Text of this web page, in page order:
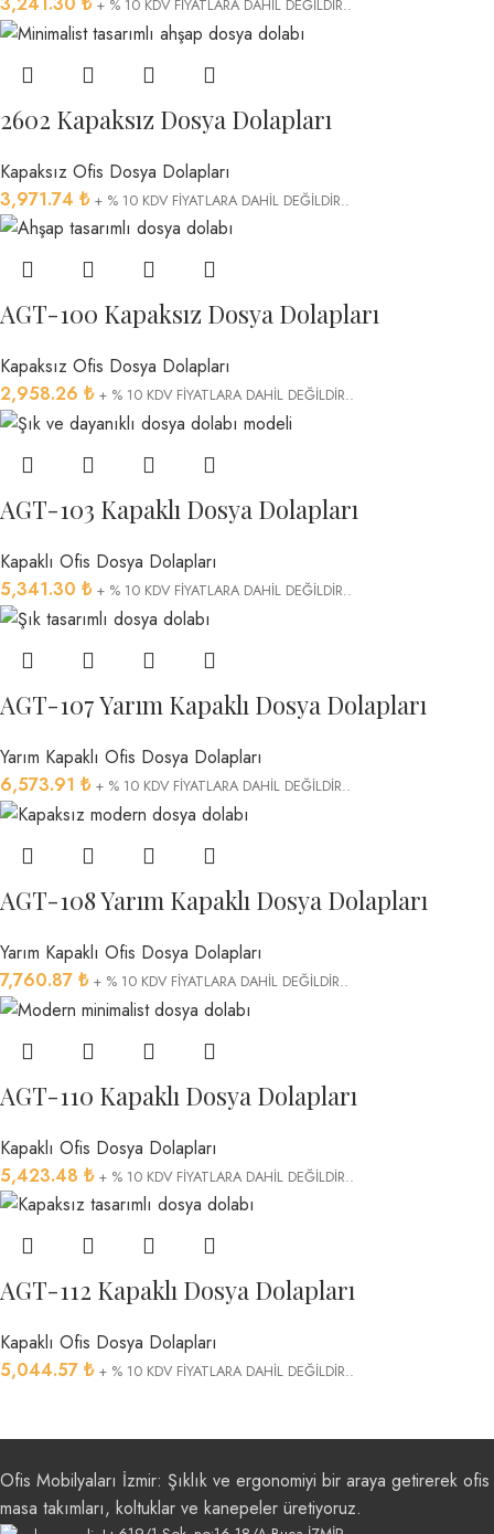
+ % 10 KDV FİYATLARA DAHİL DEĞİLDİR..
2602 Kapaksız Dosya Dolapları
Kapaksız Ofis Dosya Dolapları
3,971.74 ₺ + % 10 KDV FİYATLARA DAHİL DEĞİLDİR..
AGT-100 Kapaksız Dosya Dolapları
Kapaksız Ofis Dosya Dolapları
2,958.26 ₺ + % 10 KDV FİYATLARA DAHİL DEĞİLDİR..
AGT-103 Kapaklı Dosya Dolapları
Kapaklı Ofis Dosya Dolapları
5,341.30 ₺ + % 10 KDV FİYATLARA DAHİL DEĞİLDİR..
AGT-107 Yarım Kapaklı Dosya Dolapları
Yarım Kapaklı Ofis Dosya Dolapları
6,573.91 ₺ + % 10 KDV FİYATLARA DAHİL DEĞİLDİR..
AGT-108 Yarım Kapaklı Dosya Dolapları
Yarım Kapaklı Ofis Dosya Dolapları
7,760.87 ₺ + % 10 KDV FİYATLARA DAHİL DEĞİLDİR..
AGT-110 Kapaklı Dosya Dolapları
Kapaklı Ofis Dosya Dolapları
5,423.48 ₺ + % 10 KDV FİYATLARA DAHİL DEĞİLDİR..
AGT-112 Kapaklı Dosya Dolapları
Kapaklı Ofis Dosya Dolapları
5,044.57 ₺ + % 10 KDV FİYATLARA DAHİL DEĞİLDİR..
Ofis Mobilyaları İzmir: Şıklık ve ergonomiyi bir araya getirerek ofis
masa takımları, koltuklar ve kanepeler üretiyoruz.